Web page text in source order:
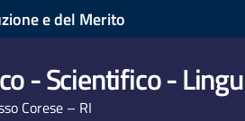
e del Merito
- Scientifico -
Corese – RI